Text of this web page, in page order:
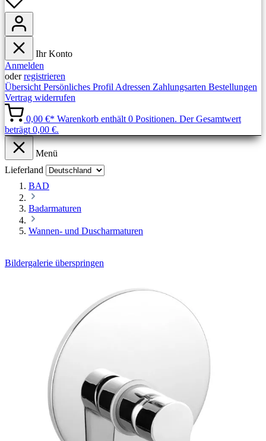
Ihr Konto
Anmelden
oderregistrieren
Übersicht Persönliches Profil Adressen Zahlungsarten Bestellungen
Vertrag widerrufen
0,00 €* Warenkorb enthält 0 Positionen. Der Gesamtwert
beträgt 0,00 €.
Menü
Lieferland
BAD
Badarmaturen
Wannen- und Duscharmaturen
Bildergalerie überspringen